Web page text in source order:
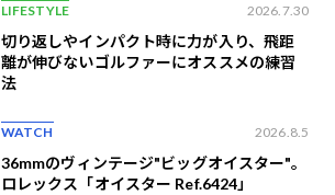
LIFESTYLE 2026.7.30
切り返しやインパクト時に力が入り、飛距
離が伸びないゴルファーにオススメの練習
法
WATCH 2026.8.5
36mmのヴィンテージ"ビッグオイスター"。
ロレックス「オイスター Ref.6424」